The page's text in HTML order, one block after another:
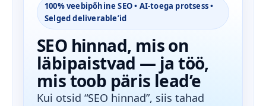
100% veebipõhine SEO • AI-toega protsess •
Selged deliverable’id
SEO hinnad, mis on
läbipaistvad — ja töö,
mis toob päris lead’e
Kui otsid “SEO hinnad”, siis tahad